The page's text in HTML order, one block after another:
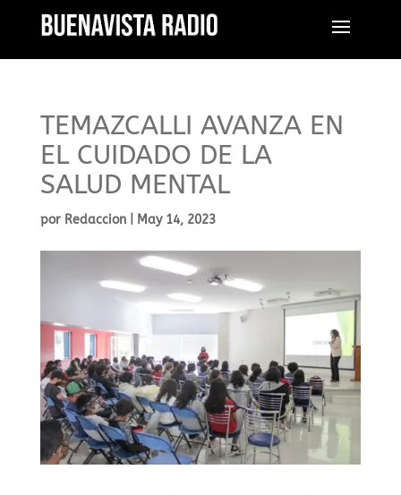
TEMAZCALLI AVANZA EN
EL CUIDADO DE LA
SALUD MENTAL
por Redaccion| May 14, 2023